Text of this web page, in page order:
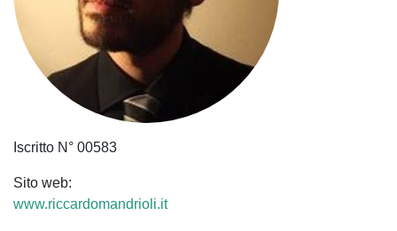
Iscritto N° 00583
Sito web:
www.riccardomandrioli.it